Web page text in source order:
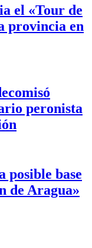
el «Tour de
provincia en
peronista
posible base
de Aragua»